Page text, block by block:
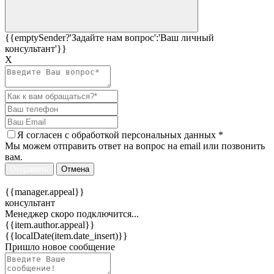
{{emptySender?'Задайте нам вопрос':'Ваш личный
консультант'}}
Х
Я согласен c обработкой персональных данных *
Мы можем отправить ответ на вопрос на email или позвонить
вам.
Отмена
{{manager.appeal}}
консультант
Менеджер скоро подключится...
{{item.author.appeal}}
{{localDate(item.date_insert)}}
Пришло новое сообщение